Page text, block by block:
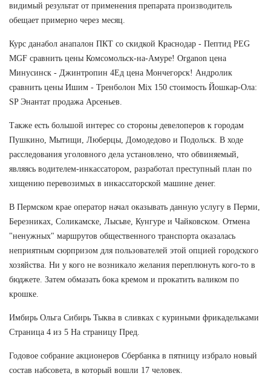
видимый результат от применения препарата производитель
обещает примерно через месяц.
Курс данабол анапалон ПКТ со скидкой Краснодар - Пептид PEG
MGF сравнить цены Комсомольск-на-Амуре! Organon цена
Минусинск - Джинтропин 4Ед цена Мончегорск! Андролик
сравнить цены Ишим - Тренболон Mix 150 стоимость Йошкар-Ола:
SP Энантат продажа Арсеньев.
Также есть большой интерес со стороны девелоперов к городам
Пушкино, Мытищи, Люберцы, Домодедово и Подольск. В ходе
расследования уголовного дела установлено, что обвиняемый,
являясь водителем-инкассатором, разработал преступный план по
хищению перевозимых в инкассаторской машине денег.
В Пермском крае оператор начал оказывать данную услугу в Перми,
Березниках, Соликамске, Лысьве, Кунгуре и Чайковском. Отмена
"ненужных" маршрутов общественного транспорта оказалась
неприятным сюрпризом для пользователей этой опцией городского
хозяйства. Ни у кого не возникало желания переплюнуть кого-то в
бюджете. Затем обмазать бока кремом и прокатить валиком по
крошке.
Имбирь Ольга Сибирь Тыква в сливках с куриными фрикадельками
Страница 4 из 5 На страницу Пред.
Годовое собрание акционеров Сбербанка в пятницу избрало новый
состав набсовета, в который вошли 17 человек.